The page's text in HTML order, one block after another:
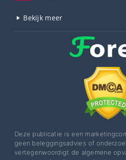
Bekijk meer
Deze publicatie is een
geen beleggingsadvies of
vertegenwoordigt de algemene